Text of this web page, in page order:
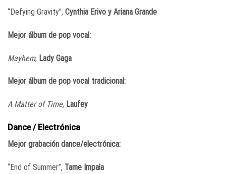
“Defying Gravity”, Cynthia Erivo y Ariana Grande
Mejor álbum de pop vocal:
Mayhem, Lady Gaga
Mejor álbum de pop vocal tradicional:
A Matter of Time, Laufey
Dance / Electrónica
Mejor grabación dance/electrónica:
“End of Summer”, Tame Impala